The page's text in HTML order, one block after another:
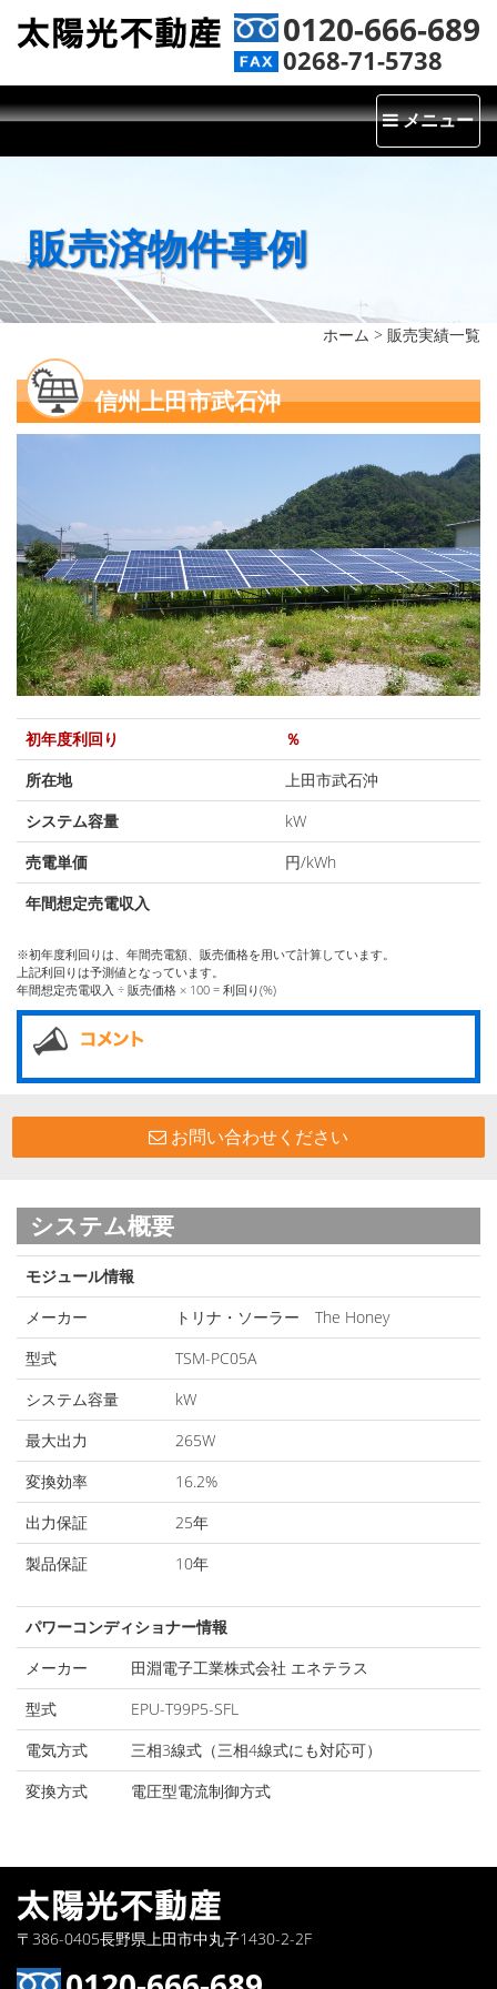
0120-666-689
0268-71-5738
Toggle
メニュー
販売済物件事例
ホーム > 販売実績一覧
信州上田市武石沖
初年度利回り
％
所在地
上田市武石沖
システム容量
kW
売電単価
円/kWh
年間想定売電収入
※初年度利回りは、年間売電額、販売価格を用いて計算しています。
上記利回りは予測値となっています。
年間想定売電収入 ÷ 販売価格 × 100 = 利回り(%)
お問い合わせください
システム概要
モジュール情報
メーカー
トリナ・ソーラー The Honey
型式
TSM-PC05A
システム容量
kW
最大出力
265W
変換効率
16.2%
出力保証
25年
製品保証
10年
パワーコンディショナー情報
メーカー
田淵電子工業株式会社 エネテラス
型式
EPU-T99P5-SFL
電気方式
三相3線式（三相4線式にも対応可）
変換方式
電圧型電流制御方式
〒386-0405長野県上田市中丸子1430-2-2F